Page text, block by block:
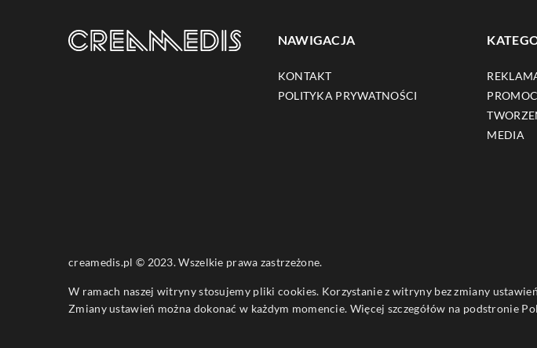
NAWIGACJA
KONTAKT
POLITYKA PRYWATNOŚCI
MEDIA
creamedis.pl © 2023. Wszelkie prawa zastrzeżone.
W ramach naszej witryny stosujemy pliki cookies. Korzystanie z witryny bez zmiany
Zmiany ustawień można dokonać w każdym momencie. Więcej szczegółów na podstronie